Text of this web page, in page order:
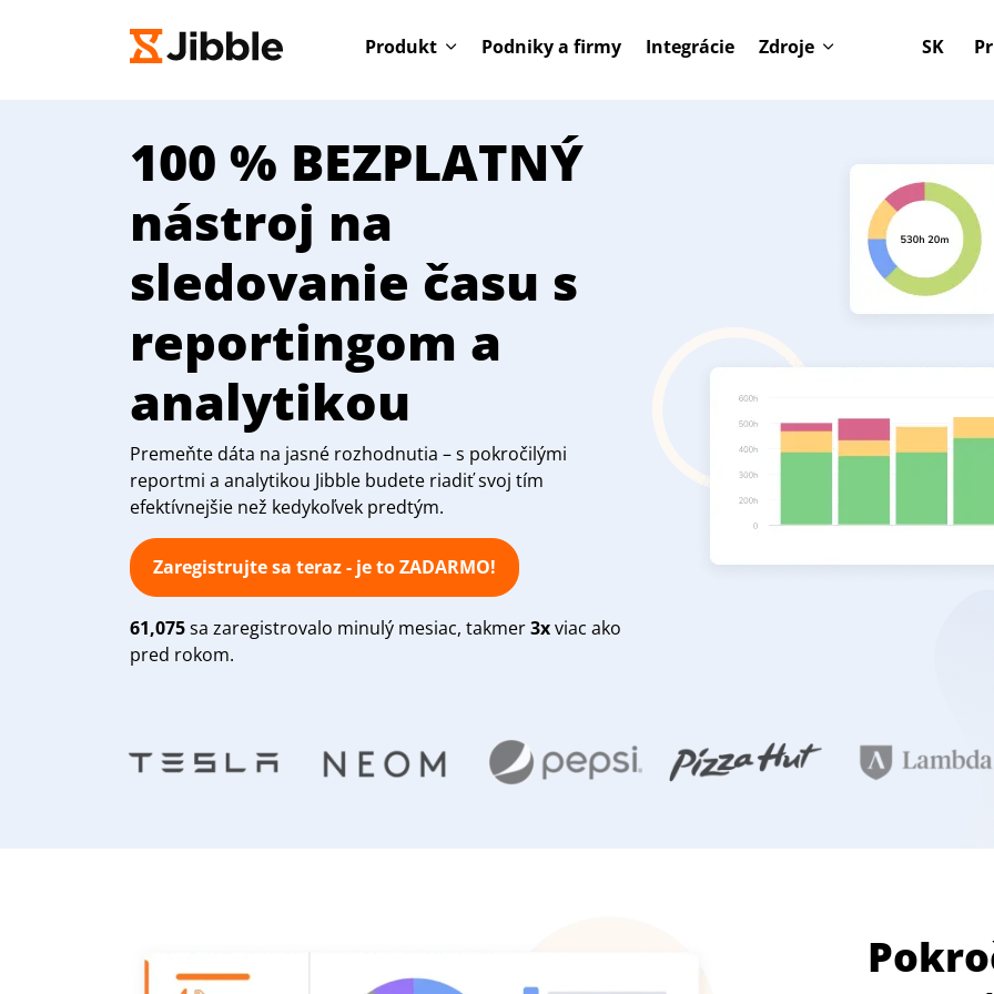
Produkt Podniky a firmy Integrácie Zdroje SK
100 % BEZPLATNÝ
nástroj na
sledovanie času s
reportingom a
analytikou
Premeňte dáta na jasné rozhodnutia – s pokročilými
reportmi a analytikou Jibble budete riadiť svoj tím
efektívnejšie než kedykoľvek predtým.
Zaregistrujte sa teraz - je to ZADARMO!
61,075sa zaregistrovalo minulý mesiac, takmer3xviac ako
pred rokom.